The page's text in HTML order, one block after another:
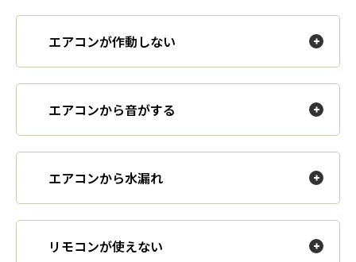
エアコンが作動しない
エアコンから音がする
エアコンから水漏れ
リモコンが使えない